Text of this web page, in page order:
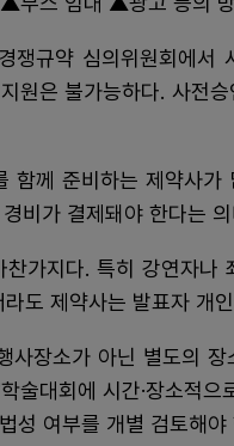
쟁규약 심의위원회에서
원은 불가능하다. 사전
함께 준비하는 제약사
비가 결제돼야 한다는
찬가지다. 특히 강연자
도 제약사는 발표자 개
사장소가 아닌 별도의
술대회에 시간·장소적
성 여부를 개별 검토해